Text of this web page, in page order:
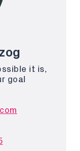
it is,
goal